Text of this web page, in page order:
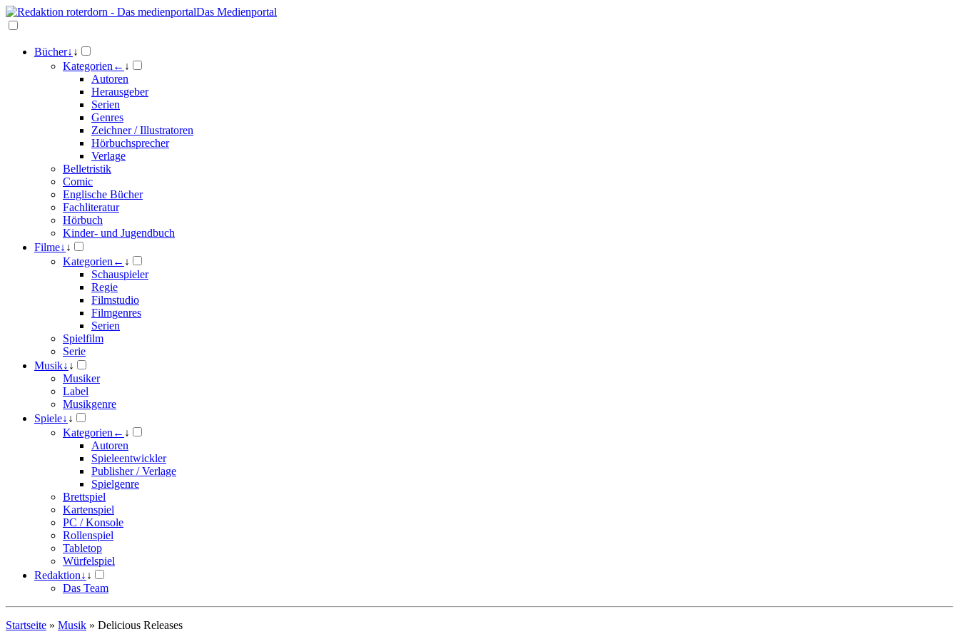
Das Medienportal
Bücher↓ ↓
Kategorien ← ↓
Autoren
Herausgeber
Serien
Genres
Zeichner / Illustratoren
Hörbuchsprecher
Verlage
Belletristik
Comic
Englische Bücher
Fachliteratur
Hörbuch
Kinder- und Jugendbuch
Filme↓ ↓
Kategorien ← ↓
Schauspieler
Regie
Filmstudio
Filmgenres
Serien
Spielfilm
Serie
Musik↓ ↓
Musiker
Label
Musikgenre
Spiele↓ ↓
Kategorien ← ↓
Autoren
Spieleentwickler
Publisher / Verlage
Spielgenre
Brettspiel
Kartenspiel
PC / Konsole
Rollenspiel
Tabletop
Würfelspiel
Redaktion↓ ↓
Das Team
Startseite » Musik » Delicious Releases